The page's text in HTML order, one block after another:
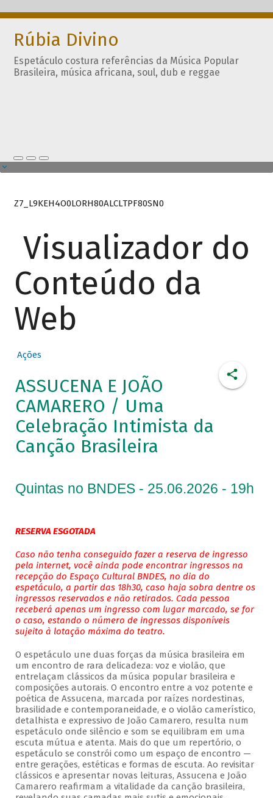
Rúbia Divino
Espetáculo costura referências da Música Popular
Brasileira, música africana, soul, dub e reggae
Z7_L9KEH4O0LORH80ALCLTPF80SN0
Visualizador do
Conteúdo da
Web
Ações
ASSUCENA E JOÃO
CAMARERO / Uma
Celebração Intimista da
Canção Brasileira
Quintas no BNDES - 25.06.2026 - 19h
RESERVA ESGOTADA
Caso não tenha conseguido fazer a reserva de ingresso
pela internet, você ainda pode encontrar ingressos na
recepção do Espaço Cultural BNDES, no dia do
espetáculo, a partir das 18h30, caso haja sobra dentre os
ingressos reservados e não retirados. Cada pessoa
receberá apenas um ingresso com lugar marcado, se for
o caso, estando o número de ingressos disponíveis
sujeito à lotação máxima do teatro.
O espetáculo une duas forças da música brasileira em
um encontro de rara delicadeza: voz e violão, que
entrelaçam clássicos da música popular brasileira e
composições autorais. O encontro entre a voz potente e
poética de Assucena, marcada por raízes nordestinas,
brasilidade e contemporaneidade, e o violão camerístico,
detalhista e expressivo de João Camarero, resulta num
espetáculo onde silêncio e som se equilibram em uma
escuta mútua e atenta. Mais do que um repertório, o
espetáculo se constrói como um espaço de encontro —
entre gerações, estéticas e formas de escuta. Ao revisitar
clássicos e apresentar novas leituras, Assucena e João
Camarero reafirmam a vitalidade da canção brasileira,